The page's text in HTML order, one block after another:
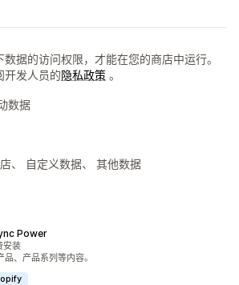
据的访问权限，才能在您的商店中运行。
开发人员的隐私政策 。
数据
、 自定义数据、 其他数据
Power
）
安装
、产品系列等内容。